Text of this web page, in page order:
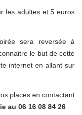
les adultes et 5 euros
sera reversée à
le but de cette
internet en allant sur
places en contactant
au 06 16 08 84 26